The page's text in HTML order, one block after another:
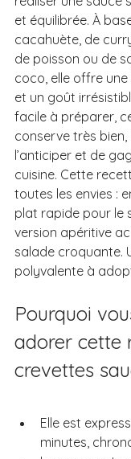
et équilibrée. À
cacahuète, de
de poisson ou de
coco, elle offre
et un goût
facile à préparer,
conserve très
l’anticiper et de
cuisine. Cette
toutes les envies :
plat rapide pour le
version apéritive
salade croquante.
polyvalente à
Pourquoi
adorer cette
crevettes
Elle est
minutes,